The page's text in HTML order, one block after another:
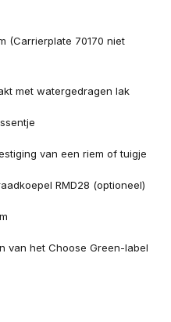
(Carrierplate 70170 niet
met watergedragen lak
van een riem of tuigje
RMD28 (optioneel)
van het Choose Green-label